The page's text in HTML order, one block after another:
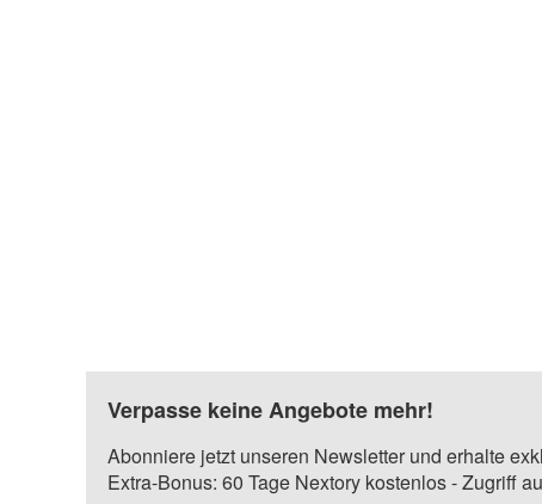
Verpasse keine Angebote mehr!
Abonniere jetzt unseren Newsletter und erhalte
Extra-Bonus: 60 Tage Nextory kostenlos - Zugriff